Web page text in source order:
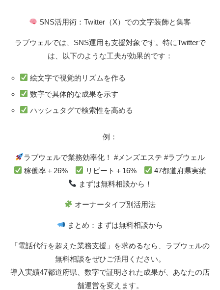
SNS活用術：Twitter（X）での文字装飾と集客
ラブウェルでは、SNS運用も支援対象です。特にTwitterで
は、以下のような工夫が効果的です：
絵文字で視覚的リズムを作る
数字で具体的な成果を示す
ハッシュタグで検索性を高める
例：
ラブウェルで業務効率化！ #メンズエステ #ラブウェル
稼働率＋26%
リピート＋16%
47都道府県実績
まずは無料相談から！
オーナータイプ別活用法
まとめ：まずは無料相談から
「電話代行を超えた業務支援」を求めるなら、ラブウェルの
無料相談をぜひご活用ください。
導入実績47都道府県、数字で証明された成果が、あなたの店
舗運営を変えます。